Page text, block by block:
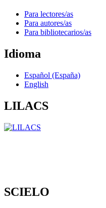
Para lectores/as
Para autores/as
Para bibliotecarios/as
Idioma
Español (España)
English
LILACS
SCIELO